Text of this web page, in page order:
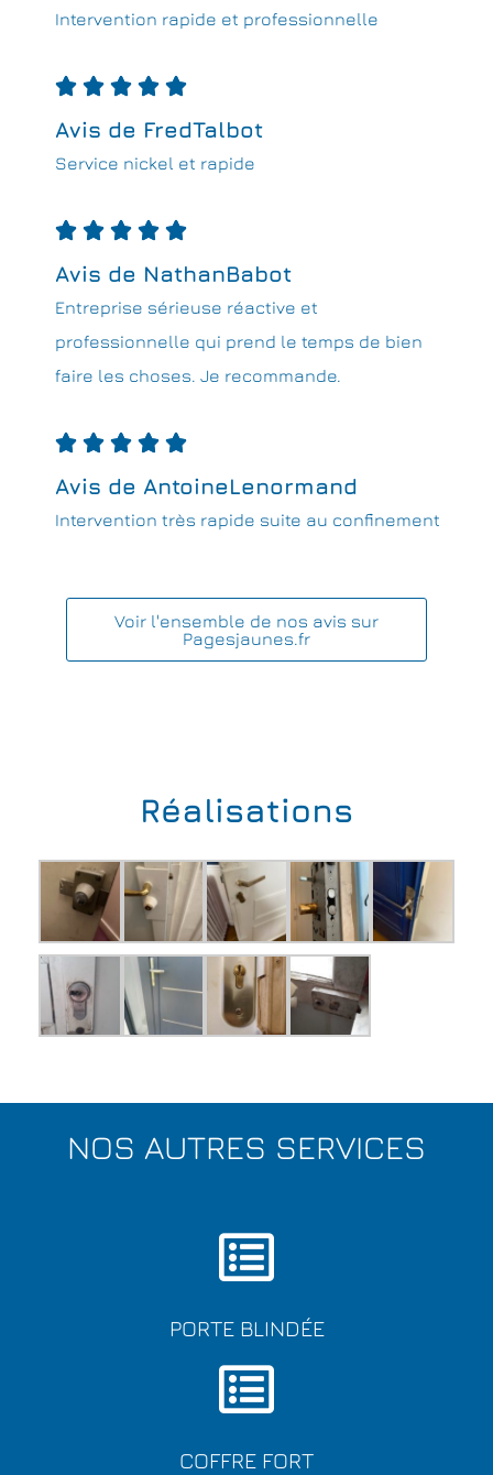
Intervention rapide et professionnelle
    
Avis de FredTalbot
Service nickel et rapide
    
Avis de NathanBabot
Entreprise sérieuse réactive et
professionnelle qui prend le temps de bien
faire les choses. Je recommande.
    
Avis de AntoineLenormand
Intervention très rapide suite au confinement
Voir l'ensemble de nos avis sur
Pagesjaunes.fr
Réalisations
NOS AUTRES SERVICES
PORTE BLINDÉE
COFFRE FORT